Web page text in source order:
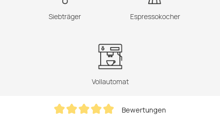
Siebträger Espressokocher
Vollautomat
Bewertungen